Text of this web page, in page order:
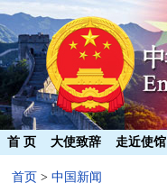
首 页 大使致辞 走近使馆
首页 > 中国新闻